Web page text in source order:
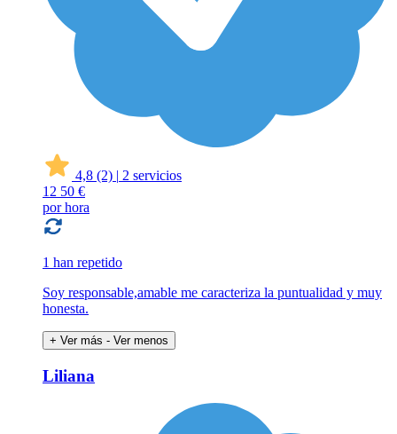
4,8 (2) | 2 servicios
12 50 €
por hora
1 han repetido
Soy responsable,amable me caracteriza la puntualidad y muy
honesta.
+ Ver más - Ver menos
Liliana